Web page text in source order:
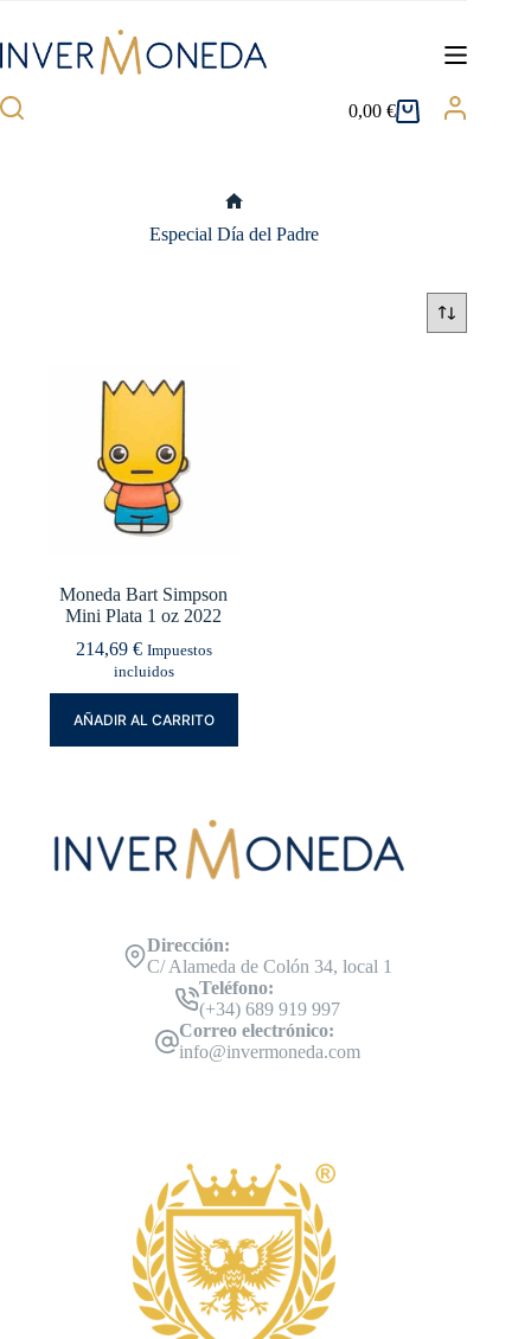
contenido
Carro
0,00€
Especial Día del Padre
Moneda Bart Simpson
Mini Plata 1 oz 2022
214,69 € Impuestos
incluidos
AÑADIR AL CARRITO
Dirección:
C/ Alameda de Colón 34, local 1
Teléfono:
(+34) 689 919 997
Correo electrónico:
info@invermoneda.com